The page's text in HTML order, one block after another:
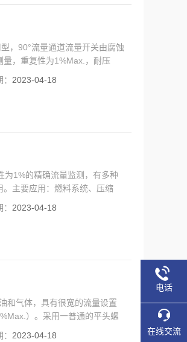
，90°流量通道流量开关由腐蚀
，重复性为1%Max.，耐压
护轴承、齿轮和冷却系统。主
2023-04-18
1%的精确流量监测，有多种
主要应用：燃料系统、压缩
2023-04-18
和气体，具有很宽的流量设置
）。采用一普通的平头螺
2023-04-18
电话
在线交流